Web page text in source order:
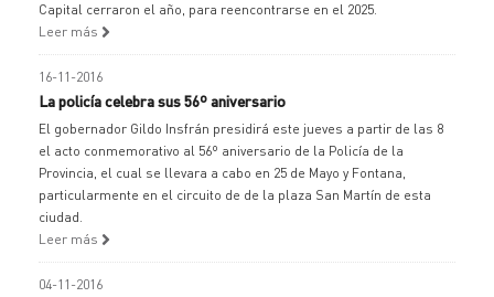
Capital cerraron el año, para reencontrarse en el 2025.
Leer más
16-11-2016
La policía celebra sus 56º aniversario
El gobernador Gildo Insfrán presidirá este jueves a partir de las 8
el acto conmemorativo al 56º aniversario de la Policía de la
Provincia, el cual se llevara a cabo en 25 de Mayo y Fontana,
particularmente en el circuito de de la plaza San Martín de esta
ciudad.
Leer más
04-11-2016